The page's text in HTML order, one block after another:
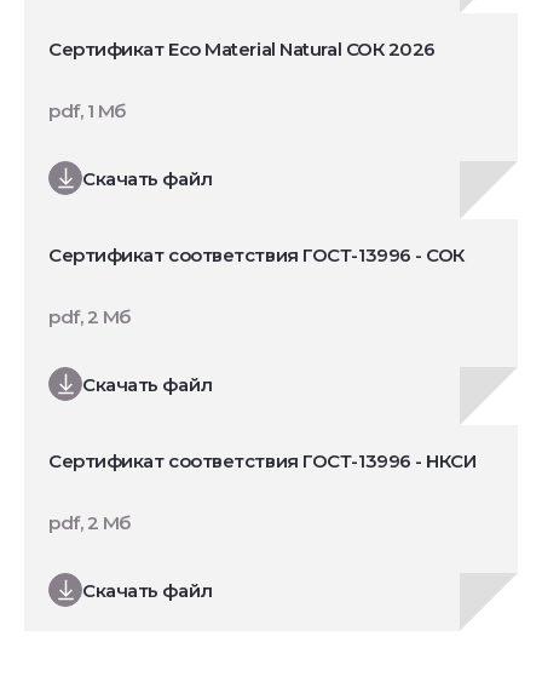
Сертификат Eco Material Natural СОК 2026
Скачать файл
pdf, 1 Мб
Сертификат соответствия ГОСТ-13996 - СОК
Скачать файл
pdf, 2 Мб
Сертификат соответствия ГОСТ-13996 - НКСИ
Скачать файл
pdf, 2 Мб